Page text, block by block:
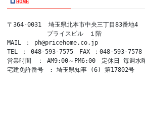
〒364-0031  埼玉県北本市中央三丁目83番地4
プライスビル　１階
MAIL ： ph@pricehome.co.jp
TEL ： 048-593-7575　FAX ：048-593-7578
営業時間　： AM9:00～PM6:00　定休日 毎週水
宅建免許番号　: 埼玉県知事 (6) 第17802号